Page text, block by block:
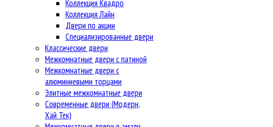
Коллекция Квадро
Коллекция Лайн
Двери по акции
Специализированные двери
Классические двери
Межкомнатные двери с патиной
Межкомнатные двери с
алюминиевыми торцами
Элитные межкомнатные двери
Современные двери (Модерн,
Хай Тек)